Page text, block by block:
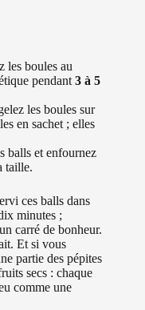
les boules au
pendant3 à 5
les boules sur
en sachet ; elles
balls et enfournez
taille.
ces balls dans
minutes ;
carré de bonheur.
Et si vous
partie des pépites
secs : chaque
comme une